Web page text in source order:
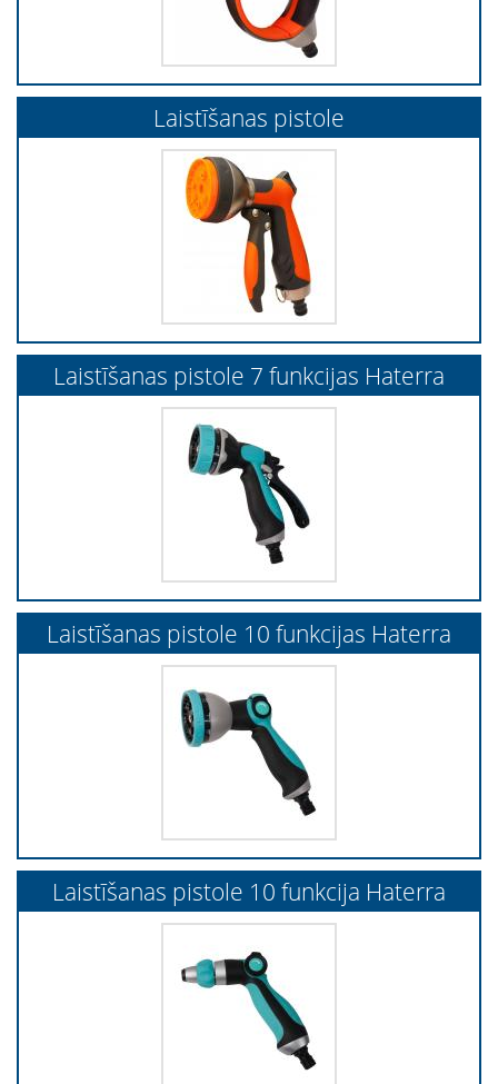
Laistīšanas pistole
Laistīšanas pistole 7 funkcijas Haterra
Laistīšanas pistole 10 funkcijas Haterra
Laistīšanas pistole 10 funkcija Haterra